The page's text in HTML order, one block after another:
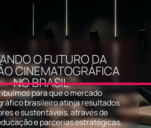
O FUTURO DA
CINEMATOGRÁFICA
NO BRASIL
para que o mercado
brasileiro atinja resultados
e sustentáveis, através de
e parcerias estratégicas.